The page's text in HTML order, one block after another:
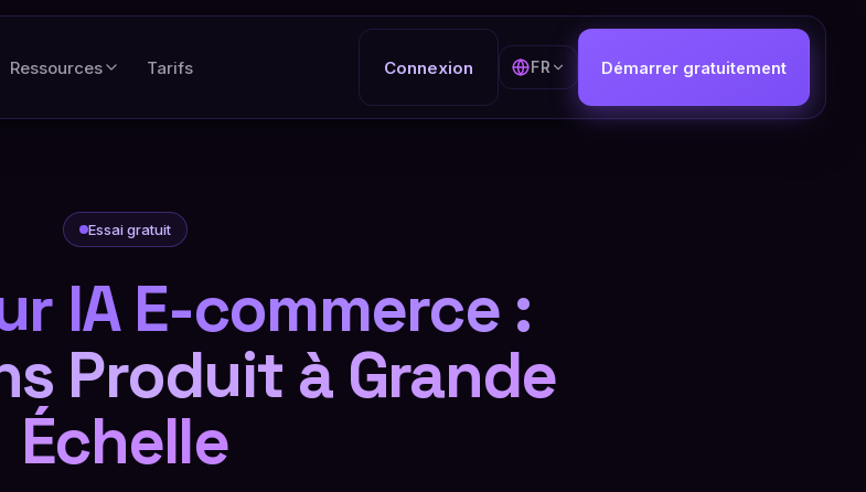
Ressources Tarifs Connexion FR Démarrer gratuitement
Essai gratuit
IA E-commerce :
Produit à Grande
Échelle